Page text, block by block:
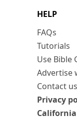
HELP
FAQs
Tutorials
Use Bible
Advertise
Contact us
Privacy